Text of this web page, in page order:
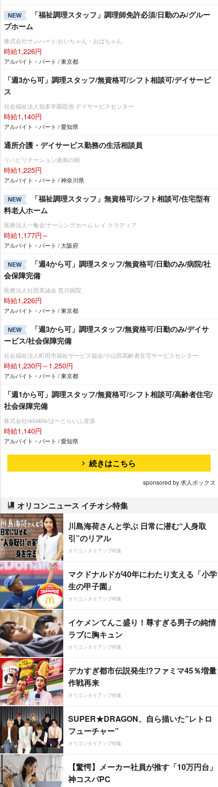
NEW
「福祉調理スタッフ」調理師免許必須/日勤のみ/グルー
プホーム
株式会社サンハート/おいちゃん・おばちゃん
時給1,226円
アルバイト・パート / 東京都
「週3から可」調理スタッフ/無資格可/シフト相談可/デイサービ
ス
社会福祉法人知多学園葭池 デイサービスセンター
時給1,140円
アルバイト・パート / 愛知県
通所介護・デイサービス勤務の生活相談員
リハビリテーション港南の樹
時給1,225円
アルバイト・パート / 神奈川県
NEW
「福祉調理スタッフ」無資格可/シフト相談可/住宅型有
料老人ホーム
医療法人一亀会/ナーシングホーム レイ クラディア
時給1,177円～
アルバイト・パート / 大阪府
NEW
「週4から可」調理スタッフ/無資格可/日勤のみ/病院/社
会保障完備
医療法人社団美誠会 荒川病院
時給1,226円
アルバイト・パート / 東京都
NEW
「週3から可」調理スタッフ/無資格可/日勤のみ/デイサ
ービス/社会保障完備
社会福祉法人町田市福祉サービス協会/小山田高齢者在宅サービスセンター
時給1,230円～1,250円
アルバイト・パート / 東京都
「週1から可」調理スタッフ/無資格可/シフト相談可/高齢者住宅/
社会保障完備
株式会社reliable/はーとらいふ堂坂
時給1,140円
アルバイト・パート / 愛知県
続きはこちら
sponsored by 求人ボックス
オリコンニュース イチオシ特集
川島海荷さんと学ぶ 日常に潜む“人身取
引”のリアル
オリコンタイアップ特集
マクドナルドが40年にわたり支える「小学
生の甲子園」
オリコンタイアップ特集
イケメンてんこ盛り！尊すぎる男子の純情
ラブに胸キュン
オリコンタイアップ特集
デカすぎ都市伝説発生!?ファミマ45％増量
作戦再来
オリコンタイアップ特集
SUPER★DRAGON、自ら描いた”レトロ
フューチャー”
オリコンタイアップ特集
【驚愕】メーカー社員が推す「10万円台」
神コスパPC